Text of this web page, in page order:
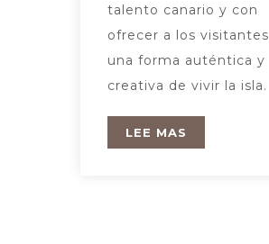
talento canario y con
ofrecer a los visitantes
una forma auténtica y
creativa de vivir la isla.
LEE MAS